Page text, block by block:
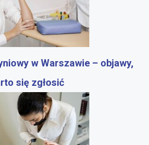
w Warszawie – objawy,
się zgłosić